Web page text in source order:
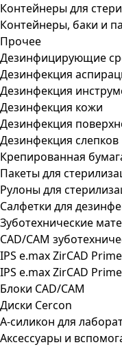
Контейнеры для
Контейнеры, баки и
Прочее
Дезинфицирующие
Дезинфекция
Дезинфекция
Дезинфекция кожи
Дезинфекция
Дезинфекция слепков
Крепированная
Пакеты для
Рулоны для
Салфетки для
Зуботехнические
CAD/CAM
IPS e.max ZirCAD Prime
IPS e.max ZirCAD
Блоки CAD/CAM
Диски Cercon
А-силикон для
Аксессуары и